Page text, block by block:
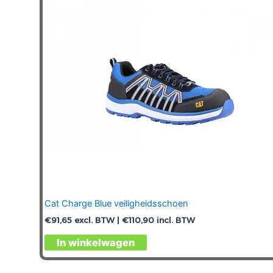
Cat Charge Blue veiligheidsschoen
€91,65 excl. BTW | €110,90 incl. BTW
In winkelwagen
Dit
product